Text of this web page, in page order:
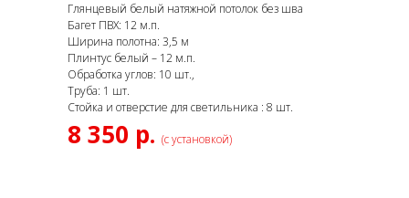
Глянцевый белый натяжной потолок без шва
Багет ПВХ: 12 м.п.
Ширина полотна: 3,5 м
Плинтус белый – 12 м.п.
Обработка углов: 10 шт.,
Труба: 1 шт.
Стойка и отверстие для светильника : 8 шт.
8 350 р. (с установкой)